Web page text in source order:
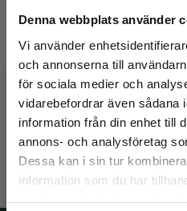
Denna webbplats använder
Vi använder
och annonserna till
för sociala medier och
vidarebefordrar även sådana
information från din enhet till
annons- och analysföretag
Dessa kan i sin tur
information som du har
Begränsad
Det verkar som att du
Psykiatri
Herlofson,
722 kr
inkl.
Exkl. moms: